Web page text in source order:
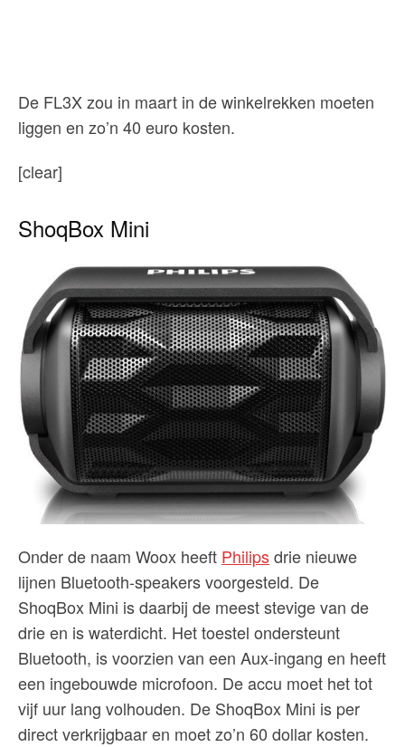
De FL3X zou in maart in de winkelrekken moeten
liggen en zo’n 40 euro kosten.
[clear]
ShoqBox Mini
Onder de naam Woox heeft Philipsdrie nieuwe
lijnen Bluetooth-speakers voorgesteld. De
ShoqBox Mini is daarbij de meest stevige van de
drie en is waterdicht. Het toestel ondersteunt
Bluetooth, is voorzien van een Aux-ingang en heeft
een ingebouwde microfoon. De accu moet het tot
vijf uur lang volhouden. De ShoqBox Mini is per
direct verkrijgbaar en moet zo’n 60 dollar kosten.